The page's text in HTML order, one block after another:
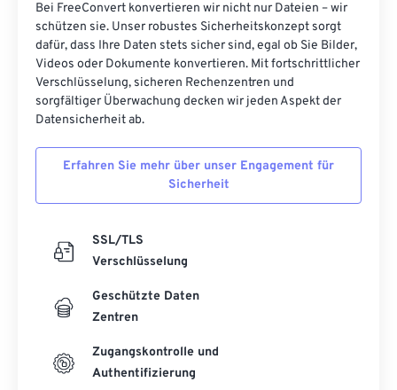
Bei FreeConvert konvertieren wir nicht nur Dateien – wir
schützen sie. Unser robustes Sicherheitskonzept sorgt
dafür, dass Ihre Daten stets sicher sind, egal ob Sie Bilder,
Videos oder Dokumente konvertieren. Mit fortschrittlicher
Verschlüsselung, sicheren Rechenzentren und
sorgfältiger Überwachung decken wir jeden Aspekt der
Datensicherheit ab.
Erfahren Sie mehr über unser Engagement für
Sicherheit
SSL/TLS
Verschlüsselung
Geschützte Daten
Zentren
Zugangskontrolle und
Authentifizierung